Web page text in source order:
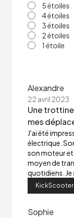
5 étoiles
4 étoiles
3 étoiles
2 étoiles
1 étoile
Alexandre
22 avril 2023
Une
mes
J'ai été
électrique.
son moteur
moyen de
quotidiens. Je
KickScooter
Sophie